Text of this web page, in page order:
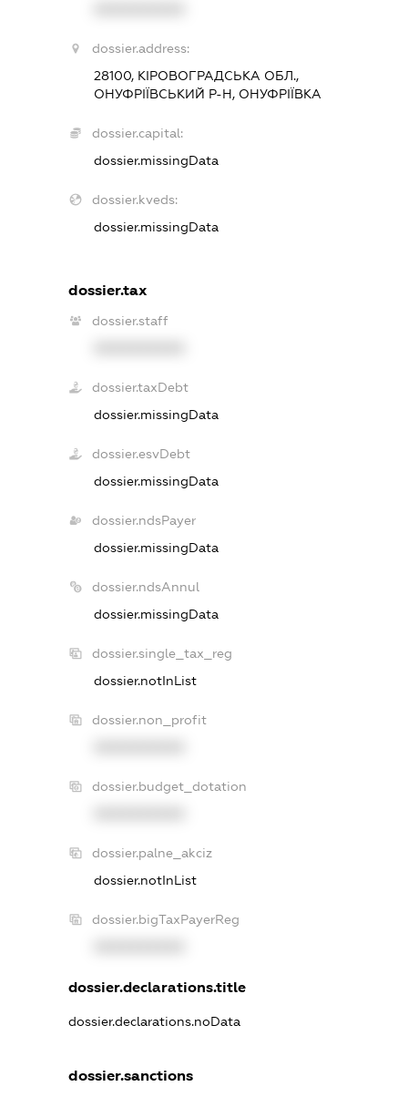
dossier.address:
28100, КІРОВОГРАДСЬКА ОБЛ.,
ОНУФРІЇВСЬКИЙ Р-Н, ОНУФРІЇВКА
dossier.capital:
dossier.missingData
dossier.kveds:
dossier.missingData
dossier.tax
dossier.staff
dossier.taxDebt
dossier.missingData
dossier.esvDebt
dossier.missingData
dossier.ndsPayer
dossier.missingData
dossier.ndsAnnul
dossier.missingData
dossier.single_tax_reg
dossier.notInList
dossier.non_profit
dossier.budget_dotation
dossier.palne_akciz
dossier.notInList
dossier.bigTaxPayerReg
dossier.declarations.title
dossier.declarations.noData
dossier.sanctions